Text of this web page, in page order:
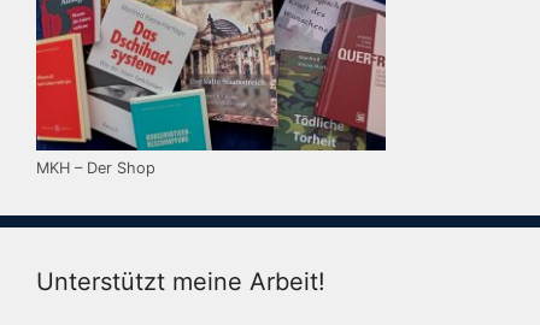
MKH – Der Shop
Unterstützt meine Arbeit!